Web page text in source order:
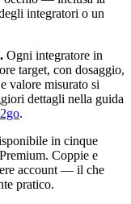
integratori o un
Ogni integratore in
target, con dosaggio,
valore misurato si
dettagli nella guida
.
in cinque
Coppie e
account — il che
pratico.